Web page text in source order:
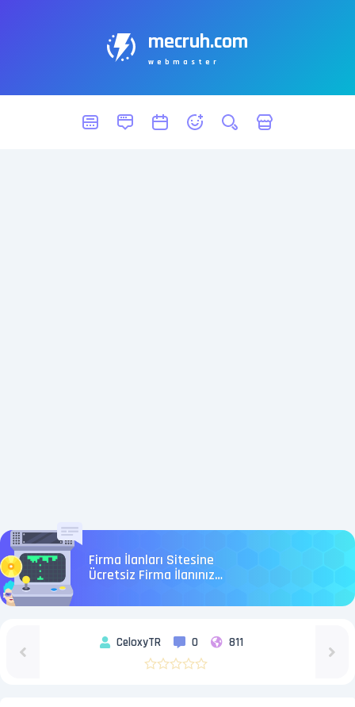
mecruh.com
webmaster
Firma İlanları Sitesine
Ücretsiz Firma İlanınızı
CeloxyTR 0 811